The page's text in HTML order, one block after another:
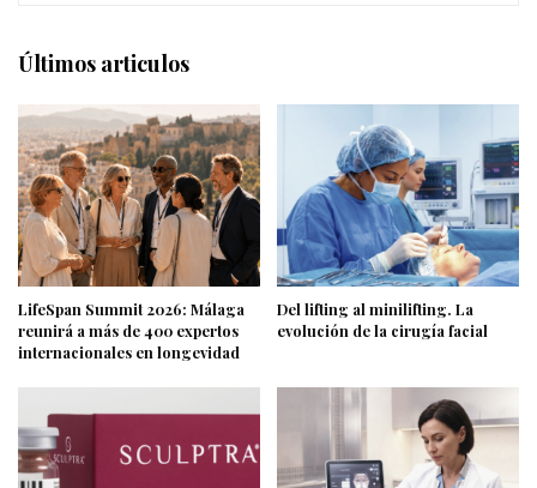
Últimos articulos
LifeSpan Summit 2026: Málaga
reunirá a más de 400 expertos
internacionales en longevidad
Del lifting al minilifting. La
evolución de la cirugía facial